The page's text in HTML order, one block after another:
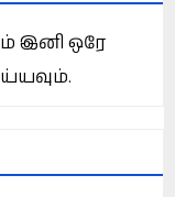
இனி ஒரே